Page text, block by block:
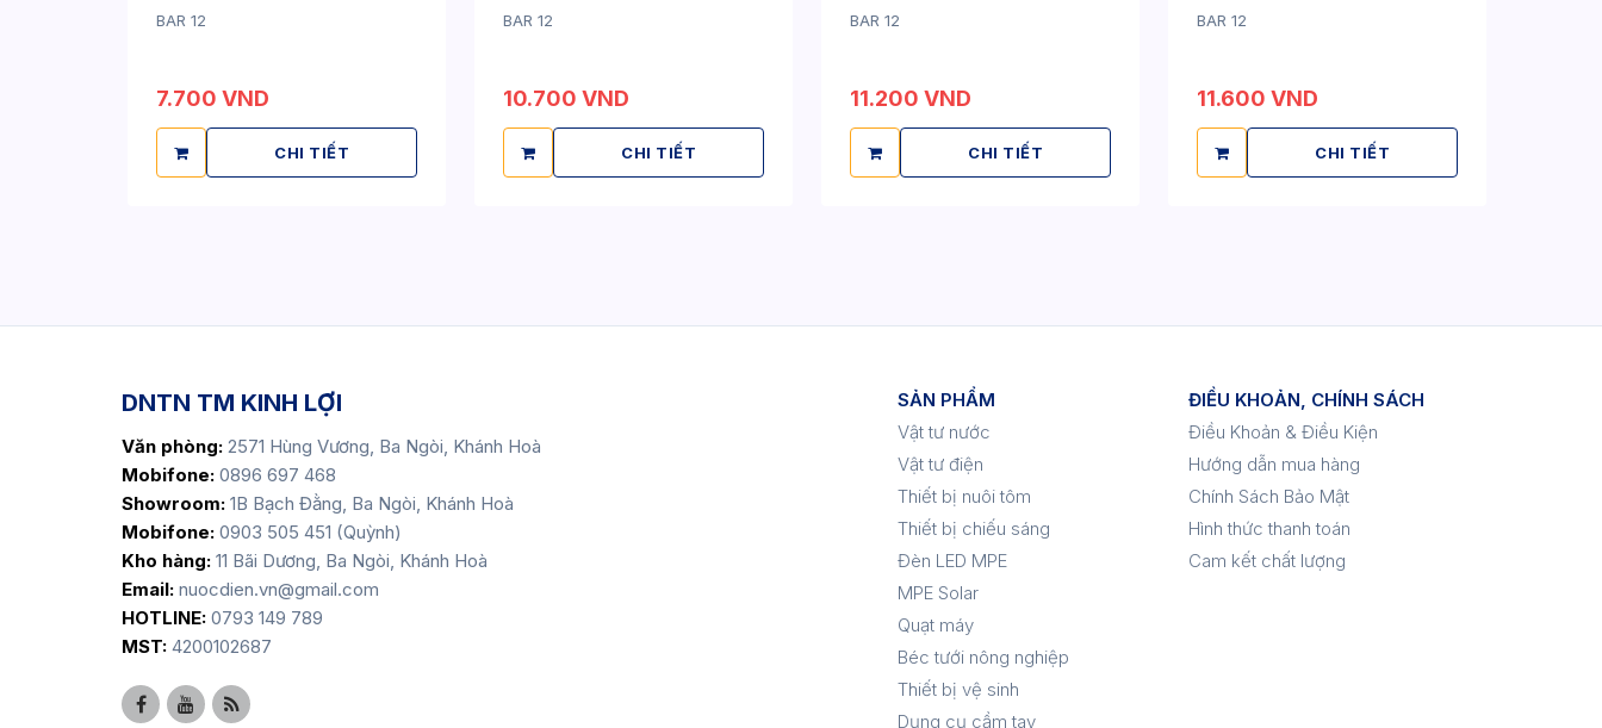
BAR 12
7.700 VND
CHI TIẾT
BAR 12
10.700 VND
CHI TIẾT
BAR 12
11.200 VND
CHI TIẾT
BAR 12
11.600 VND
CHI TIẾT
DNTN TM KINH LỢI
Văn phòng: 2571 Hùng Vương, Ba Ngòi, Khánh Hoà
Mobifone: 0896 697 468
Showroom: 1B Bạch Đằng, Ba Ngòi, Khánh Hoà
Mobifone: 0903 505 451 (Quỳnh)
Kho hàng: 11 Bãi Dương, Ba Ngòi, Khánh Hoà
Email: nuocdien.vn@gmail.com
HOTLINE: 0793 149 789
MST: 4200102687
SẢN PHẨM
Vật tư nước
Vật tư điện
Thiết bị nuôi tôm
Thiết bị chiếu sáng
Đèn LED MPE
MPE Solar
Quạt máy
Béc tưới nông nghiệp
Thiết bị vệ sinh
Dụng cụ cầm tay
ĐIỀU KHOẢN, CHÍNH SÁCH
Điều Khoản & Điều Kiện
Hướng dẫn mua hàng
Chính Sách Bảo Mật
Hình thức thanh toán
Cam kết chất lượng